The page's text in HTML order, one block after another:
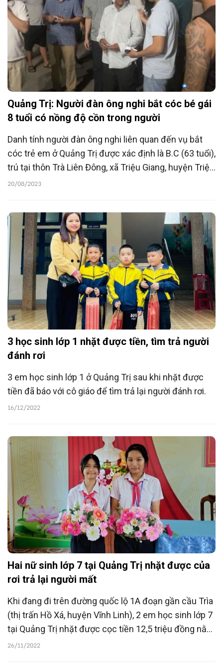
Quảng Trị: Người đàn ông nghi bắt cóc bé gái
8 tuổi có nồng độ cồn trong người
Danh tính người đàn ông nghi liên quan đến vụ bắt
cóc trẻ em ở Quảng Trị được xác định là B.C (63 tuổi),
trú tại thôn Trà Liên Đông, xã Triệu Giang, huyện Triệu
Phong.
20/08/2023
3 học sinh lớp 1 nhặt được tiền, tìm trả người
đánh rơi
3 em học sinh lớp 1 ở Quảng Trị sau khi nhặt được
tiền đã báo với cô giáo để tìm trả lại người đánh rơi.
16/12/2022
Hai nữ sinh lớp 7 tại Quảng Trị nhặt được của
rơi trả lại người mất
Khi đang đi trên đường quốc lộ 1A đoạn gần cầu Trìa
(thị trấn Hồ Xá, huyện Vĩnh Linh), 2 em học sinh lớp 7
tại Quảng Trị nhặt được cọc tiền 12,5 triệu đồng nằm
bên lề đường. Ngay sau đó, 2 em cùng phụ huynh
26/11/2022